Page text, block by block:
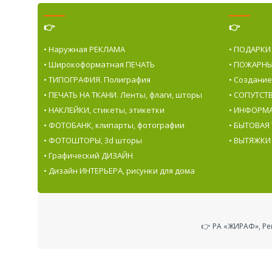
👉
• Наружная РЕКЛАМА
• Широкоформатная ПЕЧАТЬ
• ТИПОГРАФИЯ. Полиграфия
• ПЕЧАТЬ НА ТКАНИ. Ленты, флаги, шторы
• НАКЛЕЙКИ, стикеты, этикетки
• ФОТОБАНК, клипарты, фотографии
• ФОТОШТОРЫ, 3d шторы
• Графический ДИЗАЙН
• Дизайн ИНТЕРЬЕРА, рисунки для дома
👉
•
•
•
•
•
• БЫТОВАЯ
•